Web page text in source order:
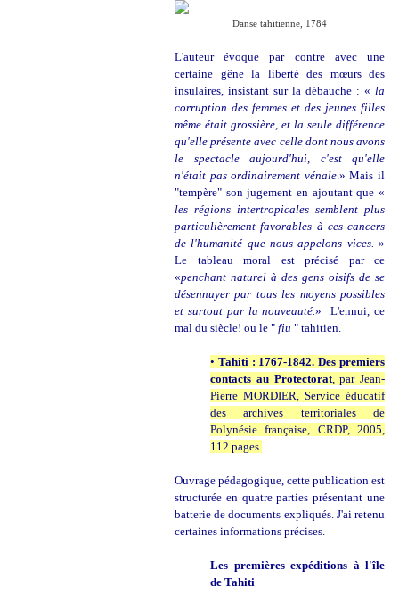
Danse tahitienne, 1784
L'auteur évoque par contre avec une
certaine gêne la liberté des mœurs des
insulaires, insistant sur la débauche : « la
corruption des femmes et des jeunes filles
même était grossière, et la seule différence
qu'elle présente avec celle dont nous avons
le spectacle aujourd'hui, c'est qu'elle
n'était pas ordinairement vénale.» Mais il
"tempère" son jugement en ajoutant que «
les régions intertropicales semblent plus
particulièrement favorables à ces cancers
de l'humanité que nous appelons vices. »
Le tableau moral est précisé par ce
«penchant naturel à des gens oisifs de se
désennuyer par tous les moyens possibles
et surtout par la nouveauté.» L'ennui, ce
mal du siècle! ou le " fiu " tahitien.
• Tahiti : 1767-1842. Des premiers
contacts au Protectorat, par Jean-
Pierre MORDIER, Service éducatif
des archives territoriales de
Polynésie française, CRDP, 2005,
112 pages.
Ouvrage pédagogique, cette publication est
structurée en quatre parties présentant une
batterie de documents expliqués. J'ai retenu
certaines informations précises.
Les premières expéditions à l'île
de Tahiti